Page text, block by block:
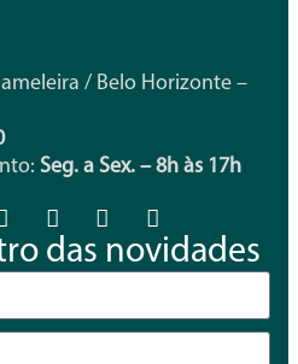
/ Belo Horizonte –
Seg. a Sex. – 8h às 17h
das novidades